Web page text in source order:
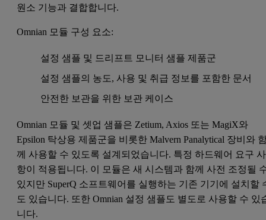
원소 기능과 결합합니다.
Omnian 모듈 구성 요소:
설정 샘플 및 드리프트 모니터 샘플 제품군
설정 샘플의 농도, 사용 및 취급 정보를 포함한 문서
안전한 보관을 위한 보관 케이스
Omnian 모듈 및 셋업 샘플은 Zetium, Axios 또는 MagiX와
Epsilon 탁상용 제품군을 비롯한 Malvern Panalytical 장비와
께 사용할 수 있도록 설계되었습니다. 특정 하드웨어 요구 사
항이 적용됩니다. 이 모듈은 새 시스템과 함께 사전 조정될
있지만 SuperQ 소프트웨어를 실행하는 기존 기기에 설치할
도 있습니다. 또한 Omnian 설정 샘플도 별도로 사용할 수 있
니다.